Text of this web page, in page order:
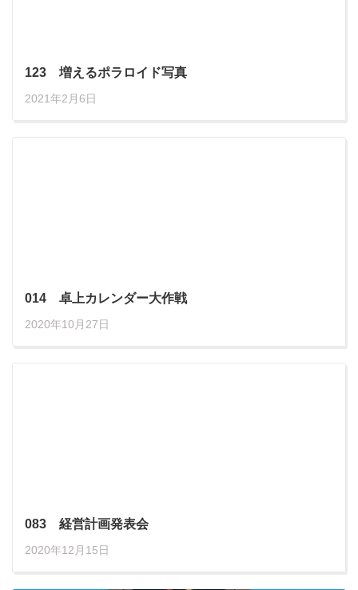
123 増えるポラロイド写真
2021年2月6日
014 卓上カレンダー大作戦
2020年10月27日
083 経営計画発表会
2020年12月15日